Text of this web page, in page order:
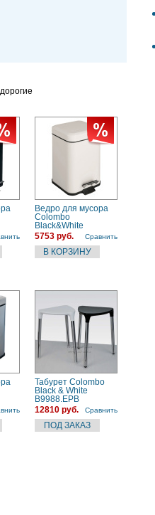
Ведро для мусора
Colombo
Black&White
(B9210.BM) 3 л,
белый матовый
5753 руб. Сравнить
Табурет Colombo
Black & White
B9988.EPB
12810 руб.
Сравнить